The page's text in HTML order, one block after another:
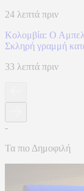
24 λεπτά πριν
Κολομβία: Ο
Σκληρή γραμμή
33 λεπτά πριν
-
Τα πιο Δημοφιλή